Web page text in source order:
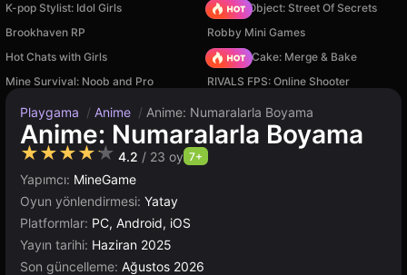
K-pop Stylist: Idol Girls
Hidden Object: Street Of Secrets
Brookhaven RP
Robby Mini Games
Hot Chats with Girls
Piece of Cake: Merge & Bake
Mine Survival: Noob and Pro
RIVALS FPS: Online Shooter
Playgama / Anime / Anime: Numaralarla Boyama
Anime: Numaralarla Boyama
★★★★★ 4.2 / 23 oy 7+
Yapımcı: MineGame
Oyun yönlendirmesi: Yatay
Platformlar: PC, Android, iOS
Yayın tarihi: Haziran 2025
Son güncelleme: Ağustos 2026